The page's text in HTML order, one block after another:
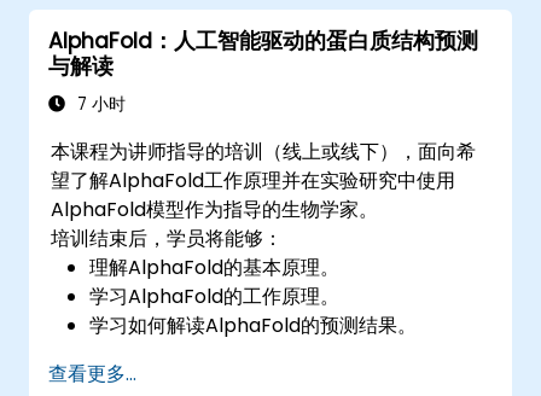
AlphaFold：人工智能驱动的蛋白质结构预测
与解读
7 小时
本课程为讲师指导的培训（线上或线下），面向希
望了解AlphaFold工作原理并在实验研究中使用
AlphaFold模型作为指导的生物学家。
培训结束后，学员将能够：
理解AlphaFold的基本原理。
学习AlphaFold的工作原理。
学习如何解读AlphaFold的预测结果。
查看更多...